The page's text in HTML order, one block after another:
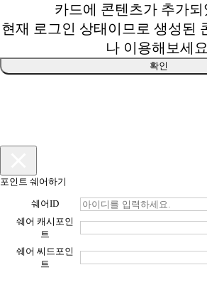
카드에 콘텐츠가 추가
현재 로그인 상태이므로 생성된
나 이용해보세
확인
포인트 쉐어하기
쉐어ID
쉐어 캐시포인
트
쉐어 씨드포인
트